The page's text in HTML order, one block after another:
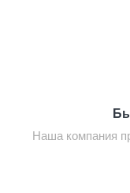
Наша компания